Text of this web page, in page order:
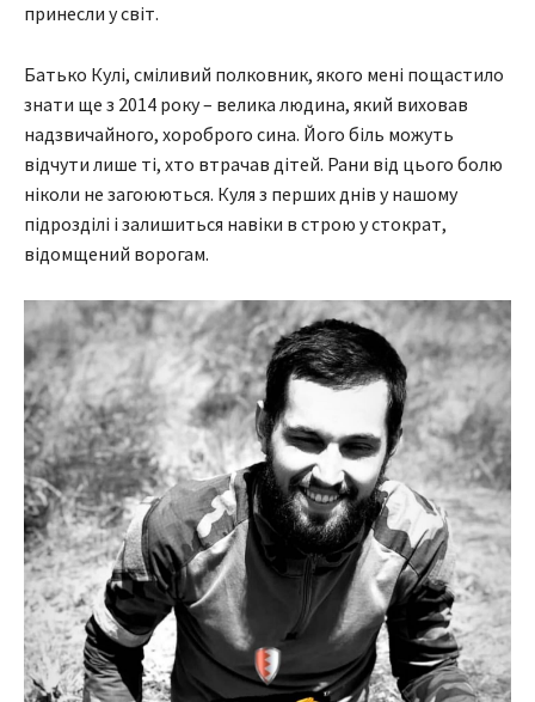
принесли у світ.
Батько Кулі, сміливий полковник, якого мені пощастило
знати ще з 2014 року – велика людина, який виховав
надзвичайного, хороброго сина. Його біль можуть
відчути лише ті, хто втрачав дітей. Рани від цього болю
ніколи не загоюються. Куля з перших днів у нашому
підрозділі і залишиться навіки в строю у стократ,
відомщений ворогам.